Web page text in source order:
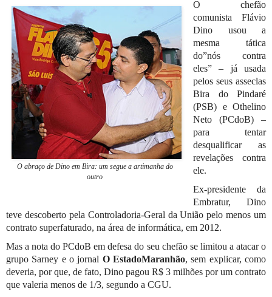
O abraço de Dino em Bira: um segue a artimanha do
outro
O chefão
comunista Flávio
Dino usou a
mesma tática
do”nós contra
eles” – já usada
pelos seus asseclas
Bira do Pindaré
(PSB) e Othelino
Neto (PCdoB) –
para tentar
desqualificar as
revelações contra
ele.
Ex-presidente da
Embratur, Dino
teve descoberto pela Controladoria-Geral da União pelo menos um
contrato superfaturado, na área de informática, em 2012.
Mas a nota do PCdoB em defesa do seu chefão se limitou a atacar o
grupo Sarney e o jornal O EstadoMaranhão, sem explicar, como
deveria, por que, de fato, Dino pagou R$ 3 milhões por um contrato
que valeria menos de 1/3, segundo a CGU.